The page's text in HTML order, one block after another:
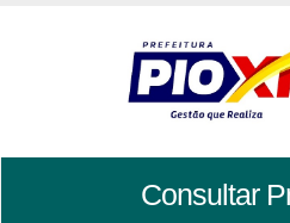
Consultar